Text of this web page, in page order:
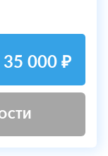
35 000 ₽